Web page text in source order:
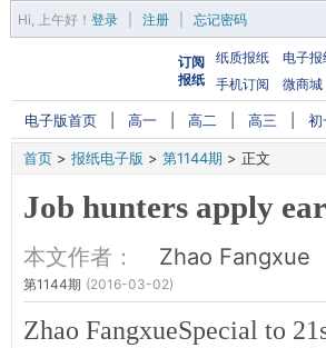
Hi, 上午好 ！ 登录 注册 忘记密码
订阅
报纸
纸质报纸
电子报
手机订阅
微商城
电子版首页 高一 高二 高三 初
首页 > 报纸电子版 > 第1144期 > 正文
Job hunters apply
本文作者： Zhao Fangxue
第1144期 (2016-03-02)
Zhao FangxueSpecial to